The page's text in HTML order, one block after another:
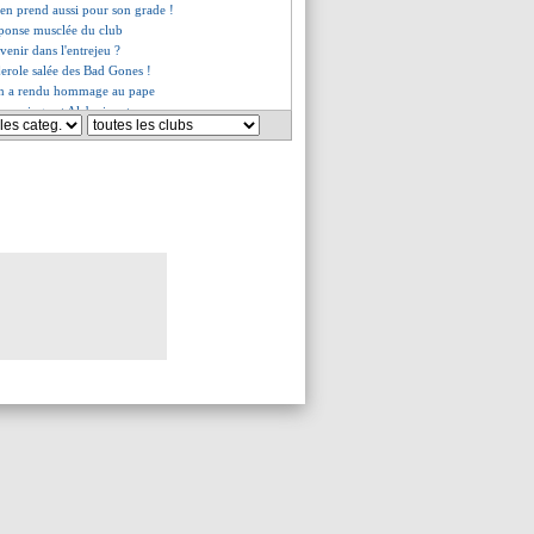
prend aussi pour son grade !
musclée du club
dans l'entrejeu ?
salée des Bad Gones !
a rendu hommage au pape
et Alaba inaptes
encense Akliouche